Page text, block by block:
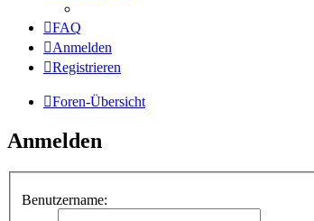
FAQ
Anmelden
Registrieren
Foren-Übersicht
Anmelden
Benutzername: